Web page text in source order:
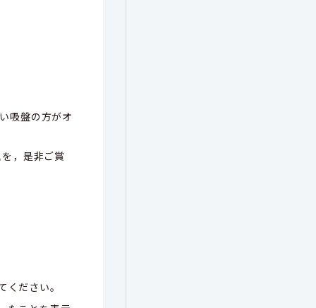
吸盤の方がオ
，是非ご賞
ださい。